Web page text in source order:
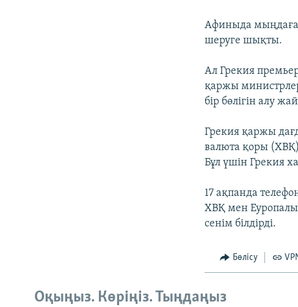
Афиныда
шеруге шықты.
Ал Грекия
қаржы
бір бөлігін алу
Грекия қаржы
валюта қоры
Бұл үшін Грекия
17 ақпанда
ХВҚ мен
сенім білдірді.
Бөлісу
Оқыңыз. Көріңіз. Тыңдаңыз